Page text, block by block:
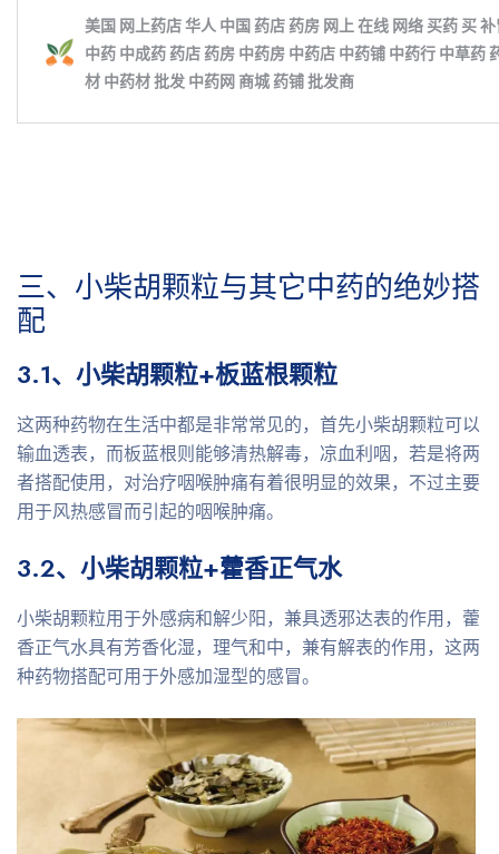
三、小柴胡颗粒与其它中药的绝妙搭
配
3.1、小柴胡颗粒+板蓝根颗粒
这两种药物在生活中都是非常常见的，首先小柴胡颗粒可以
输血透表，而板蓝根则能够清热解毒，凉血利咽，若是将两
者搭配使用，对治疗咽喉肿痛有着很明显的效果，不过主要
用于风热感冒而引起的咽喉肿痛。
3.2、小柴胡颗粒+藿香正气水
小柴胡颗粒用于外感病和解少阳，兼具透邪达表的作用，藿
香正气水具有芳香化湿，理气和中，兼有解表的作用，这两
种药物搭配可用于外感加湿型的感冒。